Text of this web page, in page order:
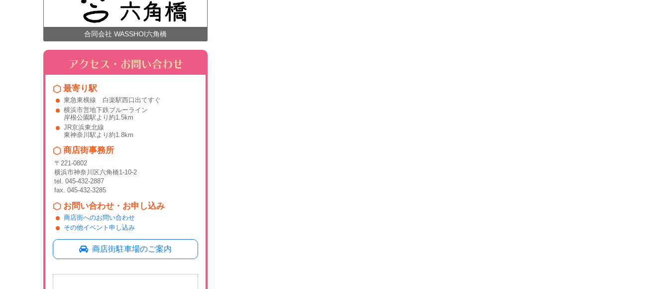
合同会社 WASSHOI六角橋
アクセス・お問い合わせ
最寄り駅
東急東横線 白楽駅西口出てすぐ
横浜市営地下鉄ブルーライン
岸根公園駅より約1.5km
JR京浜東北線
東神奈川駅より約1.8km
商店街事務所
〒221-0802
横浜市神奈川区六角橋1-10-2
tel. 045-432-2887
fax. 045-432-3285
お問い合わせ・お申し込み
商店街へのお問い合わせ
その他イベント申し込み
商店街駐車場のご案内